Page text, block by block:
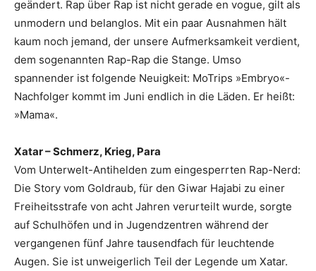
geändert. Rap über Rap ist nicht gerade en vogue, gilt als
unmodern und belanglos. Mit ein paar Ausnahmen hält
kaum noch jemand, der unsere Aufmerksamkeit ­verdient,
dem sogenannten Rap-Rap die Stange. Umso
spannender ist ­folgende Neuigkeit: MoTrips »Embryo«-
Nachfolger kommt im Juni endlich in die Läden. Er heißt:
»Mama«.
Xatar – Schmerz, Krieg, Para
Vom Unterwelt-Antihelden zum eingesperrten Rap-Nerd:
Die Story vom Goldraub, für den Giwar Hajabi zu einer
Freiheitsstrafe von acht Jahren verurteilt wurde, sorgte
auf Schulhöfen und in Jugendzentren während der
vergangenen fünf Jahre tausendfach für leuchtende
Augen. Sie ist unweigerlich Teil der Legende um Xatar.